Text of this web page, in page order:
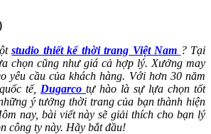
studio thiết kế thời trang Việt Nam ? Tại
chọn cũng như giá cả hợp lý. Xưởng may
yêu cầu của khách hàng. Với hơn 30 năm
tế, Dugarco tự hào là sự lựa chọn tốt
ý tưởng thời trang của bạn thành hiện
nay, bài viết này sẽ giải thích cho bạn lý
công ty này. Hãy bắt đầu!